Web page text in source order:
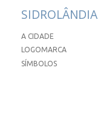
SIDROLÂNDIA
A CIDADE
LOGOMARCA
SÍMBOLOS